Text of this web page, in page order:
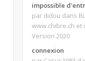
par didou dans
www.chibre.ch et
Version 2020
connexion